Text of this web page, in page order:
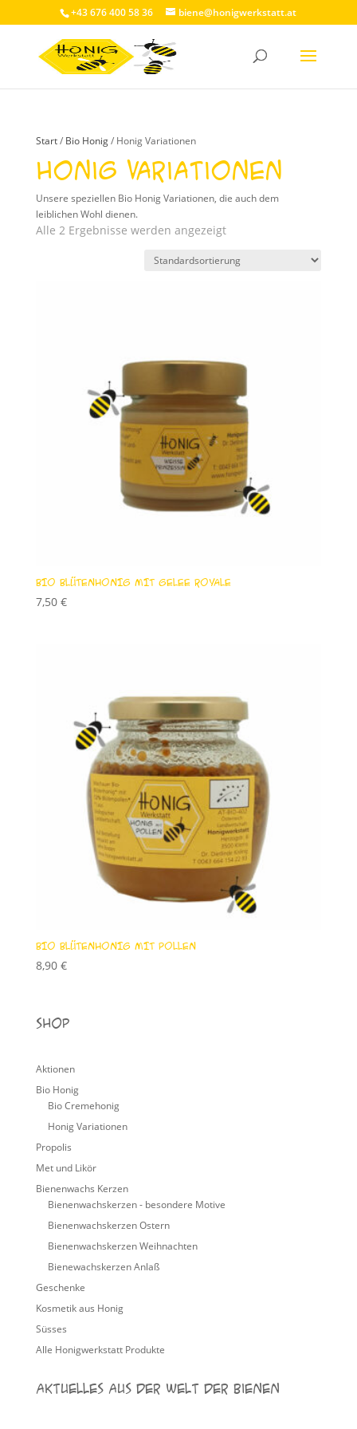
+43 676 400 58 36 biene@honigwerkstatt.at
Start/ Bio Honig/ Honig Variationen
Honig Variationen
Unsere speziellen Bio Honig Variationen, die auch dem
leiblichen Wohl dienen.
Alle 2 Ergebnisse werden angezeigt
BIO BLÜTENHONIG MIT GELEE ROYALE
7,50 €
BIO BLÜTENHONIG MIT POLLEN
8,90 €
Shop
Aktionen
Bio Honig
Bio Cremehonig
Honig Variationen
Propolis
Met und Likör
Bienenwachs Kerzen
Bienenwachskerzen - besondere Motive
Bienenwachskerzen Ostern
Bienenwachskerzen Weihnachten
Bienewachskerzen Anlaß
Geschenke
Kosmetik aus Honig
Süsses
Alle Honigwerkstatt Produkte
Aktuelles aus der Welt der Bienen